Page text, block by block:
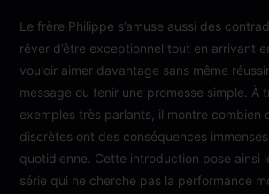
Le frère Philippe s’amuse aussi des
rêver d’être exceptionnel tout en arrivant
vouloir aimer davantage sans même
message ou tenir une promesse simple. À
exemples très parlants, il montre combien
discrètes ont des conséquences
quotidienne. Cette introduction pose ainsi
série qui ne cherche pas la performance